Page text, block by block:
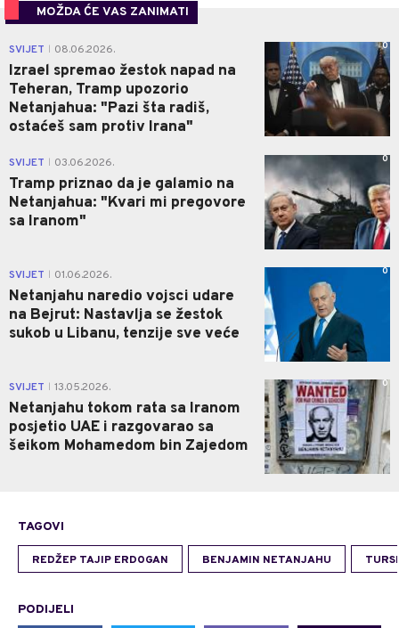
MOŽDA ĆE VAS ZANIMATI
SVIJET 08.06.2026.
Izrael spremao žestok napad na
Teheran, Tramp upozorio
Netanjahua: "Pazi šta radiš,
ostaćeš sam protiv Irana"
0
SVIJET 03.06.2026.
Tramp priznao da je galamio na
Netanjahua: "Kvari mi pregovore
sa Iranom"
0
SVIJET 01.06.2026.
Netanjahu naredio vojsci udare
na Bejrut: Nastavlja se žestok
sukob u Libanu, tenzije sve veće
0
SVIJET 13.05.2026.
Netanjahu tokom rata sa Iranom
posjetio UAE i razgovarao sa
šeikom Mohamedom bin Zajedom
0
TAGOVI
REDŽEP TAJIP ERDOGAN BENJAMIN NETANJAHU
PODIJELI